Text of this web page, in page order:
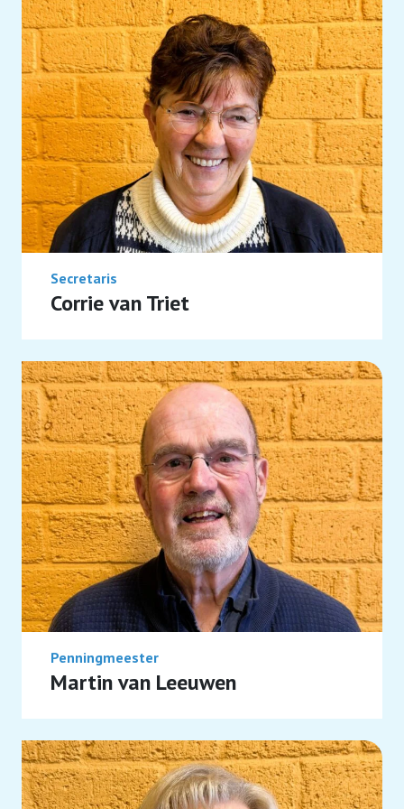
Secretaris
Corrie van Triet
Penningmeester
Martin van Leeuwen